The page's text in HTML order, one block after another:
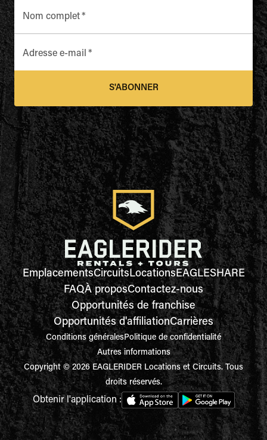
Nom complet*
Adresse e-mail *
S'ABONNER
EmplacementsCircuitsLocationsEAGLESHARE
FAQÀ proposContactez-nous
Opportunités de franchise
Opportunités d'affiliationCarrières
Conditions généralesPolitique de confidentialité
Autres informations
Copyright © 2026 EAGLERIDER Locations et Circuits. Tous
droits réservés.
Obtenir l'application :